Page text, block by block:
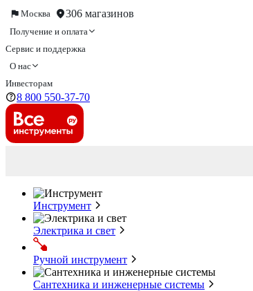
Москва 306 магазинов
Получение и оплата
Сервис и поддержка
О нас
Инвесторам
8 800 550-37-70
Инструмент
Электрика и свет
Ручной инструмент
Сантехника и инженерные системы